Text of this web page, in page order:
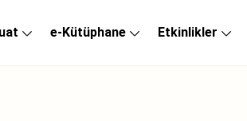
e-Kütüphane Etkinlikler